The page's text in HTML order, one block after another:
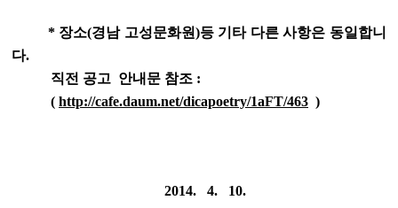
* 장소(경남 고성문화원)등 기타 다른 사항은 동일합니
다.
직전 공고 안내문 참조 :
( http://cafe.daum.net/dicapoetry/1aFT/463 )
2014. 4. 10.